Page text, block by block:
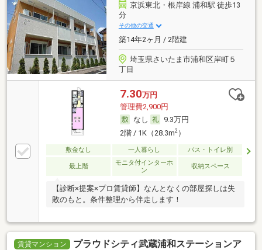
京浜東北・根岸線 浦和駅 徒歩13
分
その他の交通
築14年2ヶ月 / 2階建
埼玉県さいたま市浦和区岸町５
丁目
7.30万円
管理費2,900円
なし
9.3万円
2階 / 1K（28.3m2）
敷金なし 一人暮らし バス・トイレ別
最上階
モニタ付インターホ
ン
収納スペース
【診断×提案×プロ賃貸師】なんとなくの部屋探しは失
敗のもと。条件整理から伴走します！
賃貸マンション
プラウドシティ武蔵浦和ステーションア